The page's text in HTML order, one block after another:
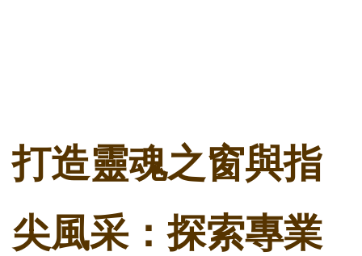
打造靈魂之窗與指
尖風采：探索專業